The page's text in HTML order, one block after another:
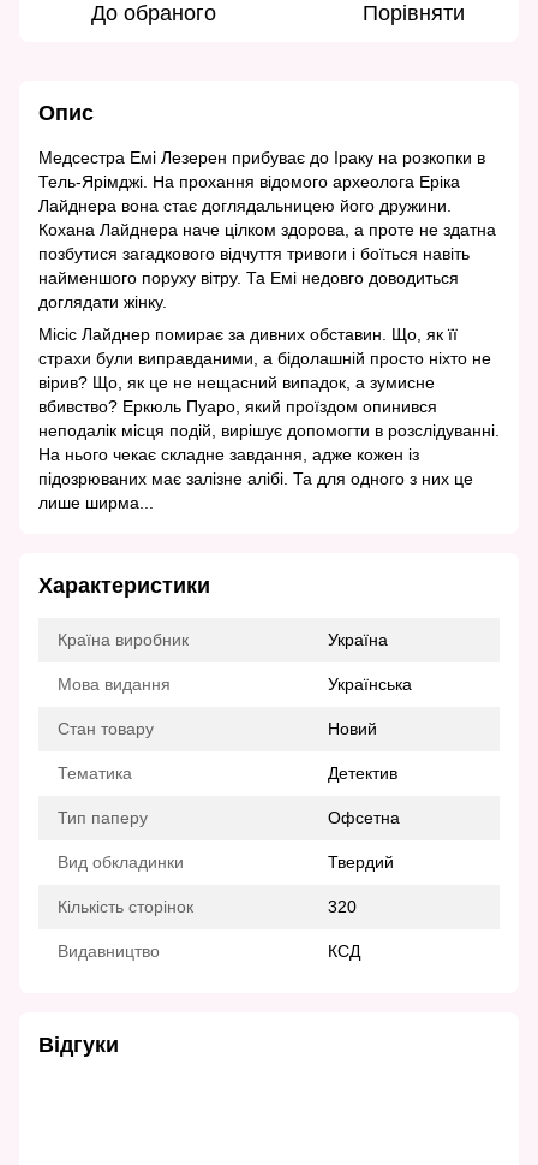
До обраного Порівняти
Опис
Медсестра Емі Лезерен прибуває до Іраку на розкопки в
Тель-Ярімджі. На прохання відомого археолога Еріка
Лайднера вона стає доглядальницею його дружини.
Кохана Лайднера наче цілком здорова, а проте не здатна
позбутися загадкового відчуття тривоги і боїться навіть
найменшого поруху вітру. Та Емі недовго доводиться
доглядати жінку.
Місіс Лайднер помирає за дивних обставин. Що, як її
страхи були виправданими, а бідолашній просто ніхто не
вірив? Що, як це не нещасний випадок, а зумисне
вбивство? Еркюль Пуаро, який проїздом опинився
неподалік місця подій, вирішує допомогти в розслідуванні.
На нього чекає складне завдання, адже кожен із
підозрюваних має залізне алібі. Та для одного з них це
лише ширма...
Характеристики
Країна виробник Україна
Мова видання Українська
Стан товару Новий
Тематика Детектив
Тип паперу Офсетна
Вид обкладинки Твердий
Кількість сторінок 320
Видавництво КСД
Відгуки